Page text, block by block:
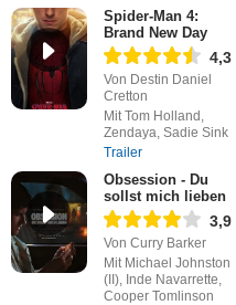
Spider-Man 4:
Brand New Day
4,3
Von Destin Daniel
Cretton
Mit Tom Holland,
Zendaya, Sadie Sink
Trailer
Obsession - Du
sollst mich lieben
3,9
Von Curry Barker
Mit Michael Johnston
(II), Inde Navarrette,
Cooper Tomlinson